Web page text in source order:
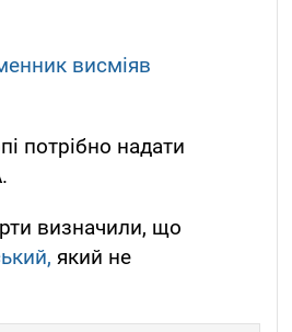
висміяв
потрібно надати
визначили, що
який не